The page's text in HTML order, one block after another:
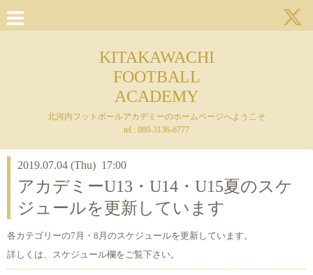
KITAKAWACHI
FOOTBALL
ACADEMY
北河内フットボールアカデミーのホームページへようこそ
tel : 080-3136-6777
2019.07.04 (Thu) 17:00
アカデミーU13・U14・U15夏のスケ
ジュールを更新しています
各カテゴリーの7月・8月のスケジュールを更新しています。
詳しくは、スケジュール欄をご覧下さい。